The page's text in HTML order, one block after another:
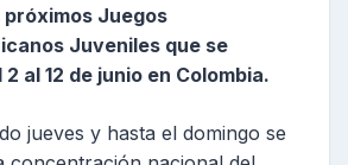
Juegos
Juveniles que se
al 12 de junio en Colombia.
jueves y hasta el domingo se